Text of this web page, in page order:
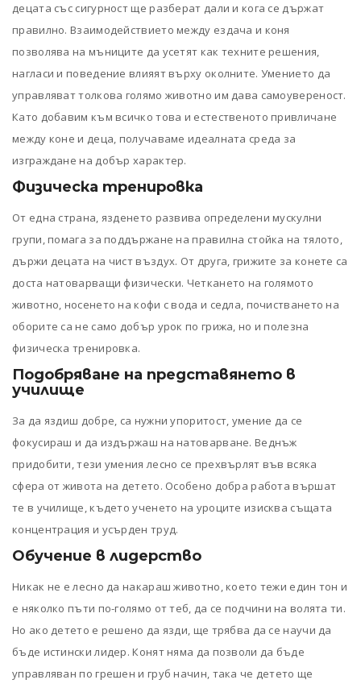
децата със сигурност ще разберат дали и кога се държат
правилно. Взаимодействието между ездача и коня
позволява на мъниците да усетят как техните решения,
нагласи и поведение влияят върху околните. Умението да
управляват толкова голямо животно им дава самоувереност.
Като добавим към всичко това и естественото привличане
между коне и деца, получаваме идеалната среда за
изграждане на добър характер.
Физическа тренировка
От една страна, язденето развива определени мускулни
групи, помага за поддържане на правилна стойка на тялото,
държи децата на чист въздух. От друга, грижите за конете са
доста натоварващи физически. Четкането на голямото
животно, носенето на кофи с вода и седла, почистването на
оборите са не само добър урок по грижа, но и полезна
физическа тренировка.
Подобряване на представянето в
училище
За да яздиш добре, са нужни упоритост, умение да се
фокусираш и да издържаш на натоварване. Веднъж
придобити, тези умения лесно се прехвърлят във всяка
сфера от живота на детето. Особено добра работа вършат
те в училище, където ученето на уроците изисква същата
концентрация и усърден труд.
Обучение в лидерство
Никак не е лесно да накараш животно, което тежи един тон и
е няколко пъти по-голямо от теб, да се подчини на волята ти.
Но ако детето е решено да язди, ще трябва да се научи да
бъде истински лидер. Конят няма да позволи да бъде
управляван по грешен и груб начин, така че детето ще